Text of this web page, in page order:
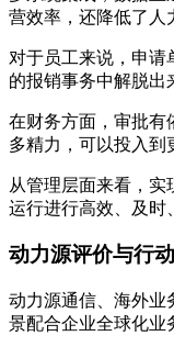
营效率，还降低了人
对于员工来说，申请
的报销事务中解脱出
在财务方面，审批有
多精力，可以投入到
从管理层面来看，
运行进行高效、及时
动力源评价与行
动力源通信、海外业
景配合企业全球化业